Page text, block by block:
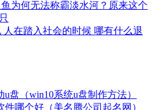
为何无法称霸淡水河？原来这个
人在踏入社会的时候 哪有什么退
u盘（win10系统u盘制作方法）
件哪个好（美名腾公司起名网）